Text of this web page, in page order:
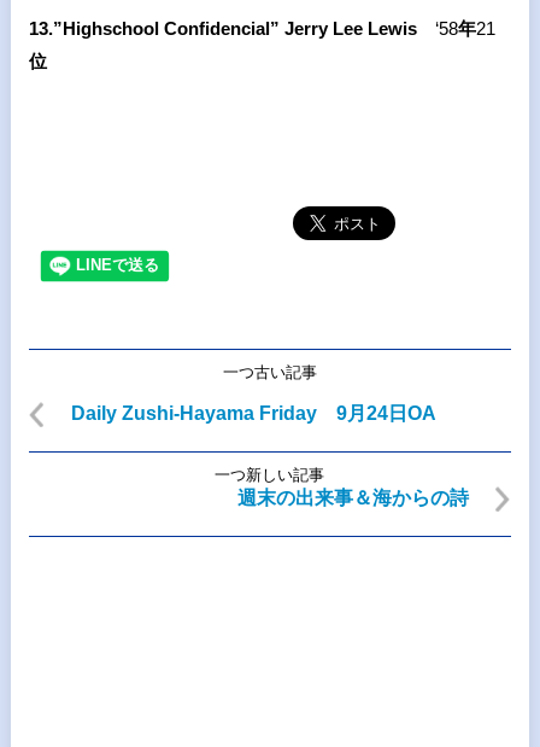
13.”Highschool Confidencial” Jerry Lee Lewis ‘58年21
位
一つ古い記事
Daily Zushi-Hayama Friday 9月24日OA
一つ新しい記事
週末の出来事＆海からの詩